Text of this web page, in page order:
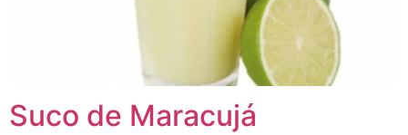
Suco de Maracujá